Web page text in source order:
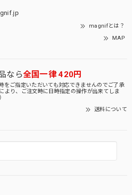
magnifとは？
MAP
なら全国一律 420円
をご指定いただいても対応できませんのでご了承
より、ご注文時に日時指定の操作が出来てしま
送料について